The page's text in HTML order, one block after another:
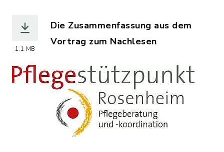
1,1 MB
Die Zusammenfassung aus dem
Vortrag zum Nachlesen